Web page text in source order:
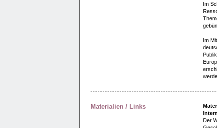
Im
Im
Materialien / Links
Der